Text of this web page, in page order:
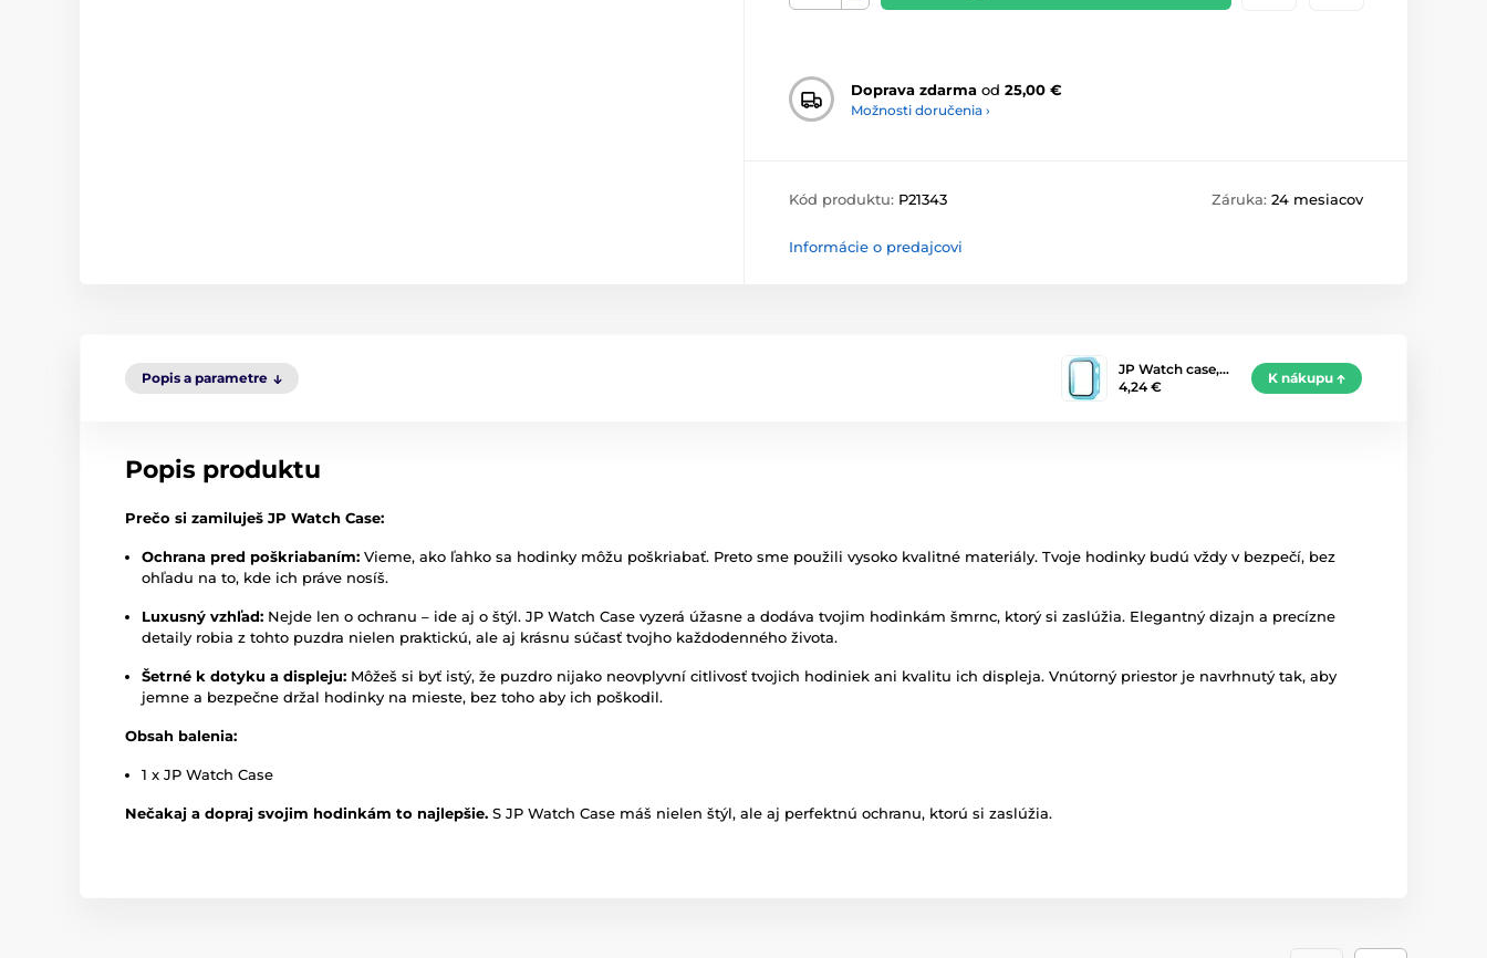
Doprava zdarma od 25,00 €
Možnosti doručenia ›
Kód produktu: P21343 Záruka: 24 mesiacov
Informácie o predajcovi
Popis a parametre
JP Watch case,…
4,24 €
K nákupu
Popis produktu
Prečo si zamiluješ JP Watch Case:
Ochrana pred poškriabaním: Vieme, ako ľahko sa hodinky môžu poškriabať. Preto sme použili vysoko kvalitné materiály. Tvoje hodinky budú vždy v bezpečí, bez
ohľadu na to, kde ich práve nosíš.
Luxusný vzhľad: Nejde len o ochranu – ide aj o štýl. JP Watch Case vyzerá úžasne a dodáva tvojim hodinkám šmrnc, ktorý si zaslúžia. Elegantný dizajn a precízne
detaily robia z tohto puzdra nielen praktickú, ale aj krásnu súčasť tvojho každodenného života.
Šetrné k dotyku a displeju: Môžeš si byť istý, že puzdro nijako neovplyvní citlivosť tvojich hodiniek ani kvalitu ich displeja. Vnútorný priestor je navrhnutý tak, aby
jemne a bezpečne držal hodinky na mieste, bez toho aby ich poškodil.
Obsah balenia:
1 x JP Watch Case
Nečakaj a dopraj svojim hodinkám to najlepšie. S JP Watch Case máš nielen štýl, ale aj perfektnú ochranu, ktorú si zaslúžia.